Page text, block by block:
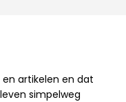
artikelen en dat
simpelweg